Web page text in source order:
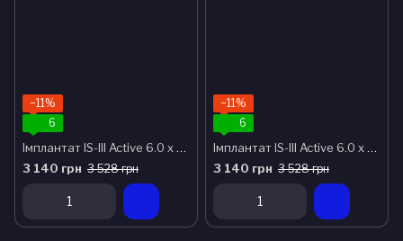
−11%
6
Імплантат IS-III Active 6.0 x 7.3
3 140 грн 3 528 грн
−11%
6
Імплантат IS-III Active 6.0 x 8.5
3 140 грн 3 528 грн